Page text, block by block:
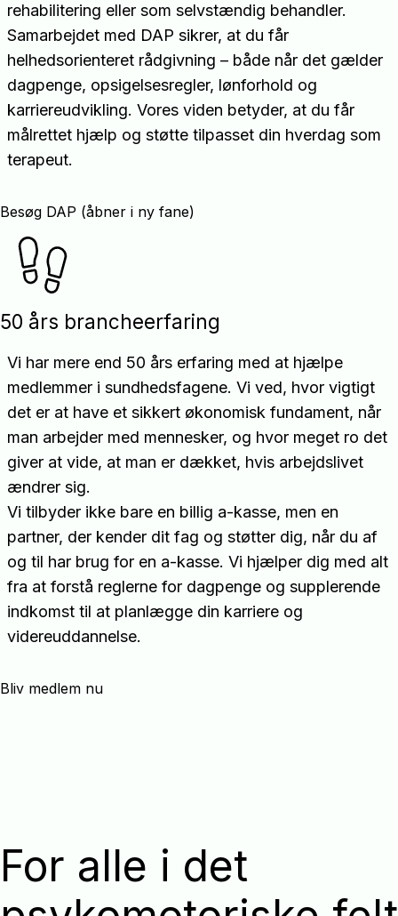
rehabilitering eller som selvstændig behandler.
Samarbejdet med DAP sikrer, at du får
helhedsorienteret rådgivning – både når det gælder
dagpenge, opsigelsesregler, lønforhold og
karriereudvikling. Vores viden betyder, at du får
målrettet hjælp og støtte tilpasset din hverdag som
terapeut.
Besøg DAP (åbner i ny fane)
50 års brancheerfaring
Vi har mere end 50 års erfaring med at hjælpe
medlemmer i sundhedsfagene. Vi ved, hvor vigtigt
det er at have et sikkert økonomisk fundament, når
man arbejder med mennesker, og hvor meget ro det
giver at vide, at man er dækket, hvis arbejdslivet
ændrer sig.
Vi tilbyder ikke bare en billig a-kasse, men en
partner, der kender dit fag og støtter dig, når du af
og til har brug for en a-kasse. Vi hjælper dig med alt
fra at forstå reglerne for dagpenge og supplerende
indkomst til at planlægge din karriere og
videreuddannelse.
Bliv medlem nu
For alle i det